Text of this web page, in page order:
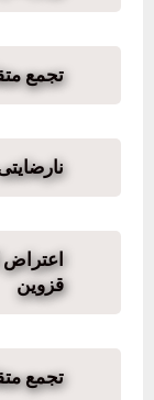
تجمع
اعتراض
قزوین
تجمع